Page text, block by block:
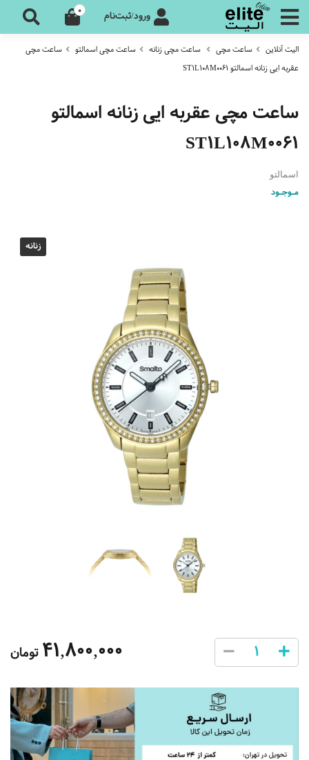
ورود/ثبت‌نام 0
الیت آنلاین ساعت مچی ساعت مچی زنانه ساعت مچی اسمالتو
ساعت مچی
عقربه ایی زنانه اسمالتو ST1L108M0061
ساعت مچی عقربه ایی زنانه اسمالتو
ST1L108M0061
اسمالتو
مـوجـود
زنانه
41,800,000تومان